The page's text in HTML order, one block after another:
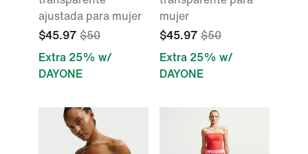
ajustada para mujer
$45.97 $50
Extra 25% w/
DAYONE
mujer
$45.97 $50
Extra 25% w/
DAYONE